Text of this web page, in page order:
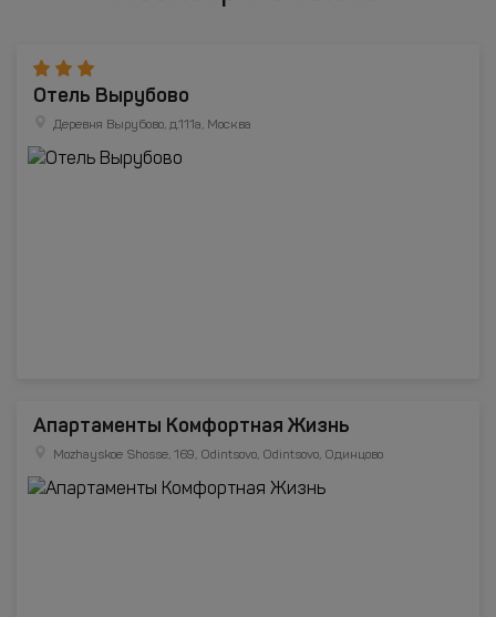
Отель Вырубово
Деревня Вырубово, д.111а, Москва
Апартаменты Комфортная Жизнь
Mozhayskoe Shosse, 169, Odintsovo, Odintsovo, Одинцово